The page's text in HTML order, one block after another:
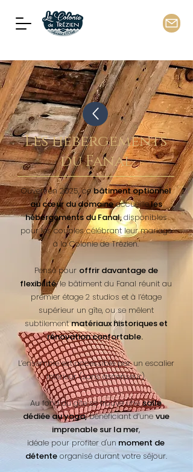
Les hébergements
du Fanal
Ouvert en 2025, cebâtiment optionnel
au cœur du domaineaccueilleles
hébergements du Fanal,disponibles
pour les couples célébrant leur mariage
à la Colonie de Trézien.
Pensé pour offrir davantage de
flexibilité, le bâtiment du Fanal réunit au
premier étage 2 studios et à l’étage
supérieur un gîte, ou se mêlent
subtilement matériaux historiques et
rénovation confortable.
L’ensemble est accessible par un escalier
intérieur (sans ascenseur).
Au fond du gîte se trouve une salle
dédiée au yoga, bénéficiant d’une vue
imprenable sur la mer,
idéale pour profiter d'un moment de
détenteorganisé durant votre séjour.